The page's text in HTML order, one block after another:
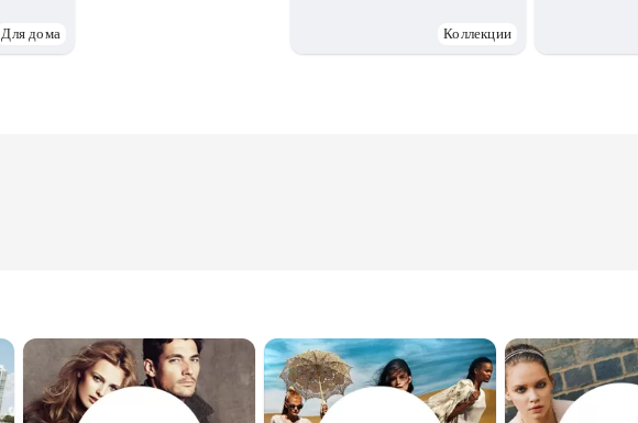
Для дома Коллекции